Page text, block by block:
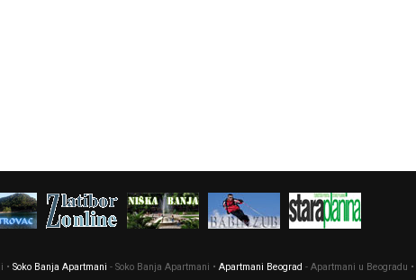
• Soko Banja Apartmani - Soko Banja Apartmani • Apartmani Beograd - Apartmani u Beogradu •